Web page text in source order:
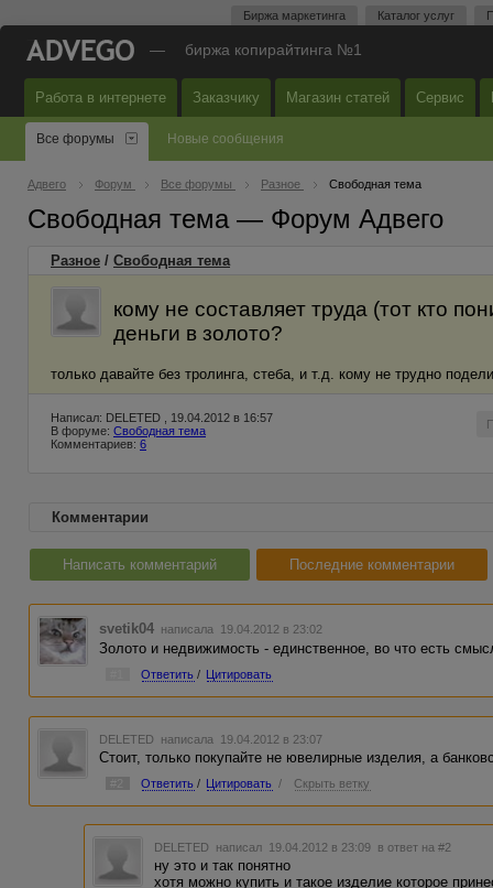
Биржа маркетинга Каталог услуг
— биржа копирайтинга №1
Работа в интернете Заказчику Магазин статей Сервис
Все форумы Новые сообщения
Адвего Форум Все форумы Разное Свободная тема
Свободная тема — Форум Адвего
Разное / Свободная тема
кому не составляет труда (тот кто
деньги в золото?
только давайте без тролинга, стеба, и т.д. кому не трудно
Написал: DELETED , 19.04.2012 в 16:57
В форуме: Свободная тема
Комментариев: 6
Комментарии
Написать комментарий Последние комментарии
svetik04 написала 19.04.2012 в 23:02
Золото и недвижимость - единственное, во что есть
Ответить / Цитировать
DELETED написала 19.04.2012 в 23:07
Стоит, только покупайте не ювелирные изделия, а
Ответить / Цитировать / Скрыть ветку
DELETED написал 19.04.2012 в 23:09 в ответ на #2
ну это и так понятно
хотя можно купить и такое изделие которое